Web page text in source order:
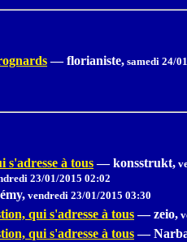
— florianiste, samedi 24/
s'adresse à tous — konsstrukt,
23/01/2015 02:02
vendredi 23/01/2015 03:30
qui s'adresse à tous — zeio,
qui s'adresse à tous —